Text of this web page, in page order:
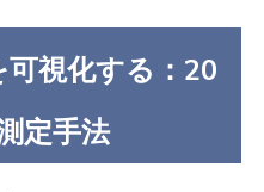
視化する：20
定手法